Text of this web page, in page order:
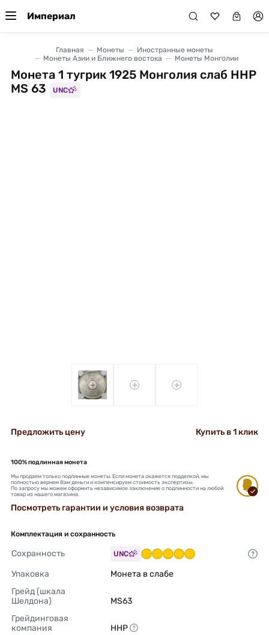
Империал
Главная Монеты
Иностранные монеты
Монеты Азии и Ближнего востока
Монеты Монголии
Монета 1 тугрик 1925 Монголия слаб ННР
MS 63
UNC
+ + +
Предложить цену Купить в 1 клик
100% подлинная монета
Мы продаем только подлинные монеты. Если монета окажется подделкой, мы
полностью вернем Вам деньги и компенсируем стоимость экспертизы.
По запросу мы можем оформить независимое заключение о подлинности на любой
товар из нашего магазина.
Посмотреть гарантии и условия возврата
Комплектация и сохранность
Сохранность UNC
Упаковка
Монета в слабе
Грейд (шкала
Шелдона)
MS63
Грейдинговая
компания
ННР